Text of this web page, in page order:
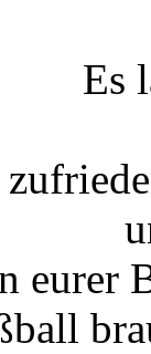
Es
eurer